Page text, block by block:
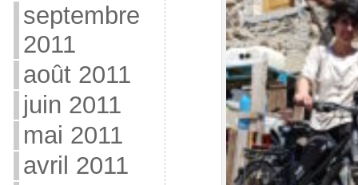
septembre
2011
août 2011
juin 2011
mai 2011
avril 2011